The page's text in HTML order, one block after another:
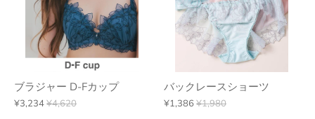
ブラジャー D-Fカップ
¥3,234¥4,620
バックレースショーツ
¥1,386 ¥1,980